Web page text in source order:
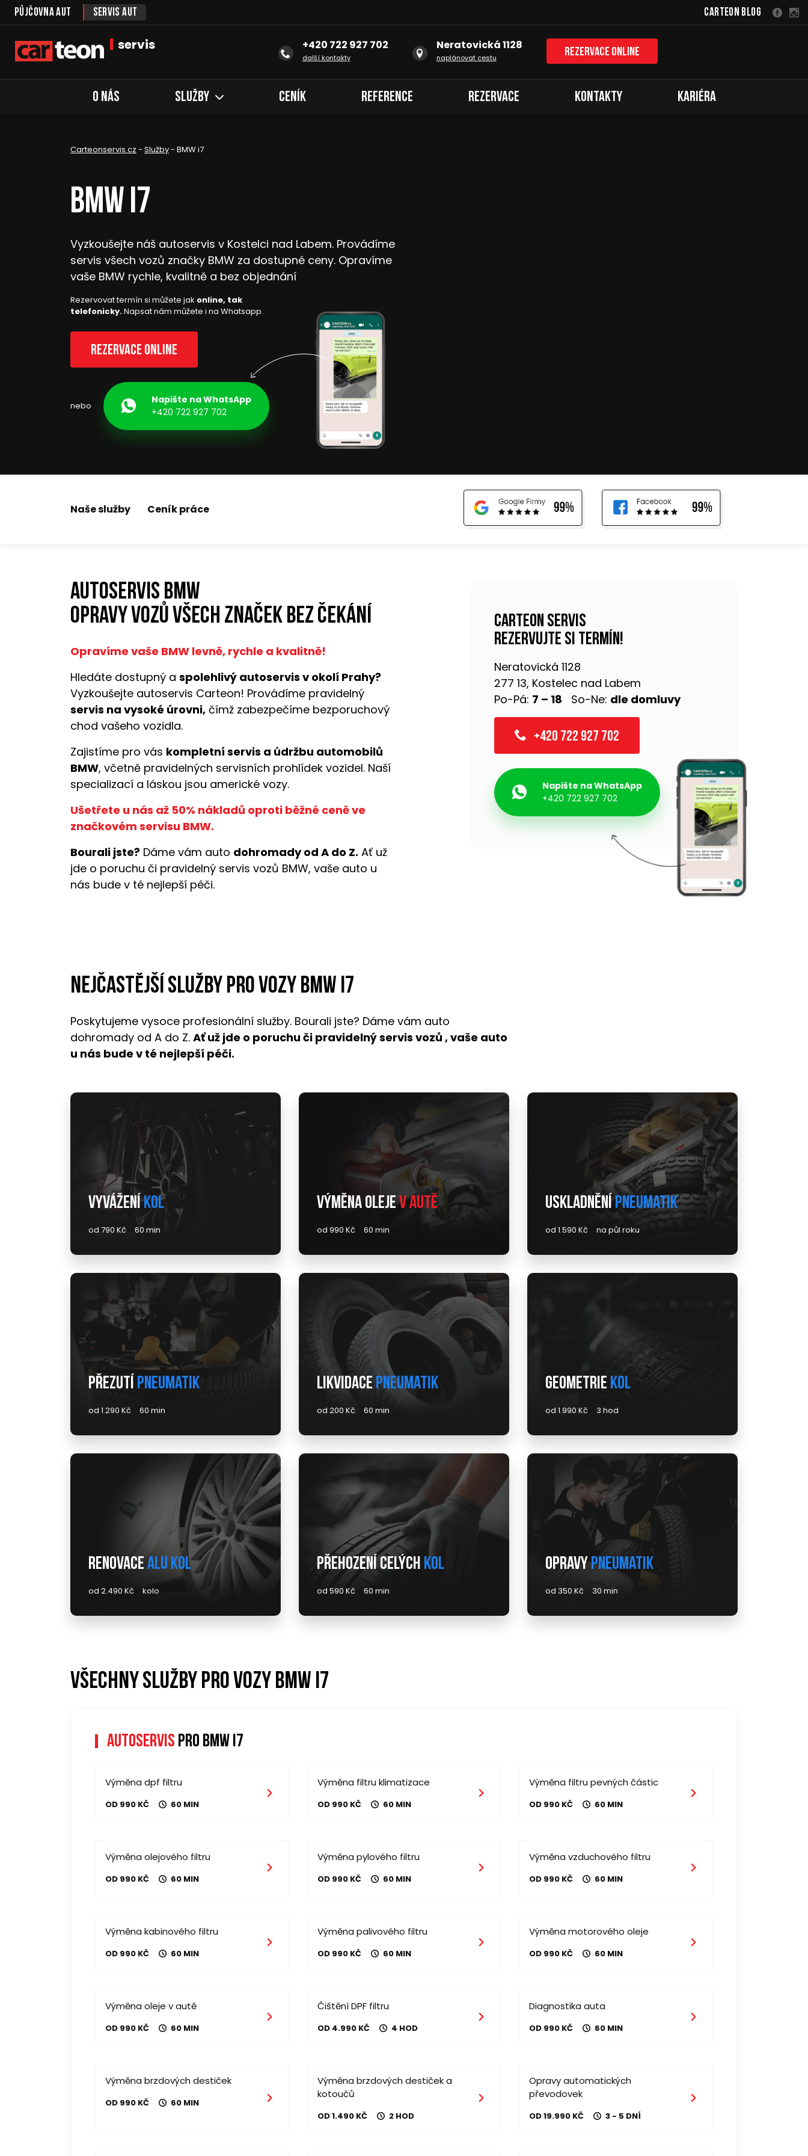
Půjčovna aut Servis aut Carteon Blog
servis +420 722 927 702
další kontakty
Neratovická 1128
naplánovat cestu Rezervace online
O nás Služby Ceník Reference Rezervace Kontakty Kariéra
Carteonservis.cz - Služby- BMW i7
BMW i7
Vyzkoušejte náš autoservis v Kostelci nad Labem. Provádíme
servis všech vozů značky BMW za dostupné ceny. Opravíme
vaše BMW rychle, kvalitně a bez objednání
Rezervovat termín si můžete jak online, tak
telefonicky.Napsat nám můžete i na Whatsapp.
Rezervace online
nebo
Napište na WhatsApp
+420 722 927 702
Naše služby Ceník práce
Autoservis BMW
opravy vozů všech značek bez čekání
Opravíme vaše BMW levně, rychle a kvalitně!
Hledáte dostupný a spolehlivý autoservis v okolí Prahy?
Vyzkoušejte autoservis Carteon! Provádíme pravidelný
servis na vysoké úrovni, čímž zabezpečíme bezporuchový
chod vašeho vozidla.
Zajistíme pro vás kompletní servis a údržbu automobilů
BMW, včetně pravidelných servisních prohlídek vozidel. Naší
specializací a láskou jsou americké vozy.
Ušetřete u nás až 50% nákladů oproti běžné ceně ve
značkovém servisu BMW.
Bourali jste? Dáme vám auto dohromady od A do Z. Ať už
jde o poruchu či pravidelný servis vozů BMW, vaše auto u
nás bude v té nejlepší péči.
Carteon servis
rezervujte si termín!
Neratovická 1128
277 13, Kostelec nad Labem
Po-Pá: 7 – 18 So-Ne: dle domluvy
+420 722 927 702
Napište na WhatsApp
+420 722 927 702
Nejčastější služby pro vozy BMW i7
Poskytujeme vysoce profesionální služby. Bourali jste? Dáme vám auto
dohromady od A do Z. Ať už jde o poruchu či pravidelný servis vozů , vaše auto
u nás bude v té nejlepší péči.
Vyváženíkol
od 790 Kč 60 min
Výměna olejev autě
od 990 Kč 60 min
Uskladněnípneumatik
od 1.590 Kč na půl roku
Přezutí pneumatik
od 1.290 Kč 60 min
Likvidacepneumatik
od 200 Kč 60 min
Geometrie kol
od 1.990 Kč 3 hod
Renovacealu kol
od 2.490 Kč kolo
Přehození celých kol
od 590 Kč 60 min
Opravypneumatik
od 350 Kč 30 min
Všechny služby pro vozy bmw i7
Autoservis pro bmw i7
Výměna dpf filtru
OD 990 KČ 60 MIN
Výměna filtru klimatizace
OD 990 KČ 60 MIN
Výměna filtru pevných částic
OD 990 KČ 60 MIN
Výměna olejového filtru
OD 990 KČ 60 MIN
Výměna pylového filtru
OD 990 KČ 60 MIN
Výměna vzduchového filtru
OD 990 KČ 60 MIN
Výměna kabinového filtru
OD 990 KČ 60 MIN
Výměna palivového filtru
OD 990 KČ 60 MIN
Výměna motorového oleje
OD 990 KČ 60 MIN
Výměna oleje v autě
OD 990 KČ 60 MIN
Čištění DPF filtru
OD 4.990 KČ 4 HOD
Diagnostika auta
OD 990 KČ 60 MIN
Výměna brzdových destiček
OD 990 KČ 60 MIN
Výměna brzdových destiček a
kotoučů
OD 1.490 KČ 2 HOD
Opravy automatických
převodovek
OD 19.990 KČ 3 - 5 DNÍ